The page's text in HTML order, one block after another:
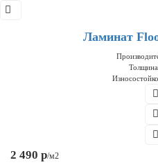
Ламинат
2 490 р/м2